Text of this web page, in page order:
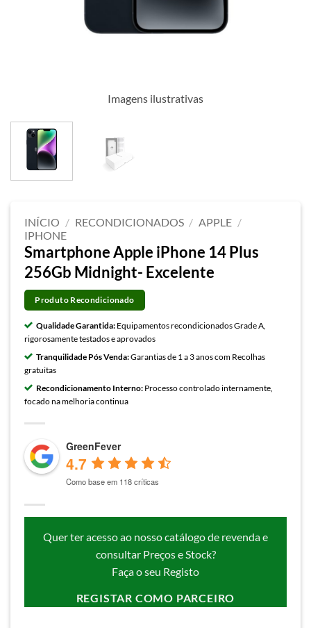
Imagens ilustrativas
INÍCIO / RECONDICIONADOS / APPLE /
IPHONE
Smartphone Apple iPhone 14 Plus
256Gb Midnight- Excelente
Produto Recondicionado
Qualidade Garantida: Equipamentos recondicionados Grade A,
rigorosamente testados e aprovados
Tranquilidade Pós Venda:Garantias de 1 a 3 anos com Recolhas
gratuitas
Recondicionamento Interno: Processo controlado internamente,
focado na melhoria continua
GreenFever
4.7
Como base em 118 críticas
Quer ter acesso ao nosso catálogo de revenda e
consultar Preços e Stock?
Faça o seu Registo
REGISTAR COMO PARCEIRO